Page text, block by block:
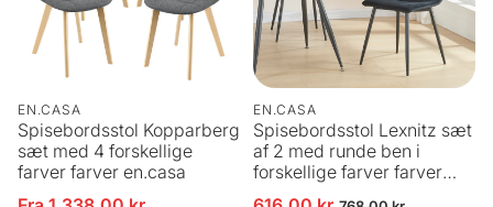
EN.CASA
Spisebordsstol Kopparberg
sæt med 4 forskellige
farver farver en.casa
EN.CASA
Spisebordsstol Lexnitz sæt
af 2 med runde ben i
forskellige farver farver